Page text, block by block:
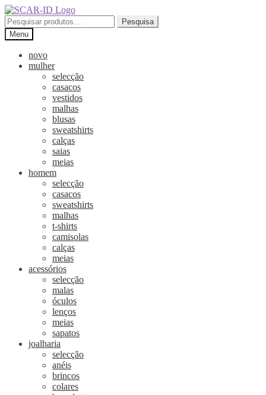
Ir
para
a
navegação
Saltar
para
o
conteúdo
Pesquisar
por:
Pesquisa
Menu
novo
mulher
selecção
casacos
vestidos
malhas
blusas
sweatshirts
calças
saias
meias
homem
selecção
casacos
sweatshirts
malhas
t-shirts
camisolas
calças
meias
acessórios
selecção
malas
óculos
lenços
meias
sapatos
joalharia
selecção
anéis
brincos
colares